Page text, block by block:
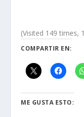
(Visited 149 times,
COMPARTIR EN:
ME GUSTA ESTO: